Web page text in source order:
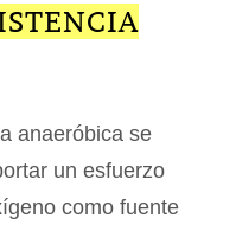
anaeróbica se
un esfuerzo
como fuente